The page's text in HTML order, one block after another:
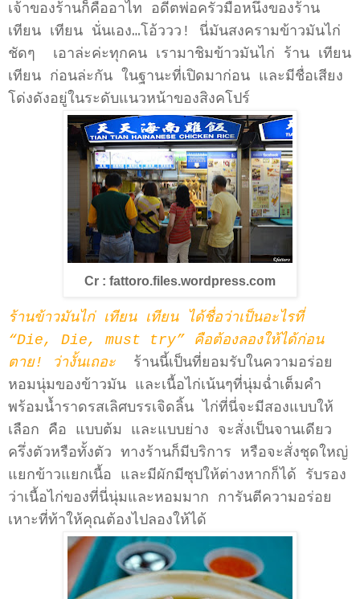
เจ้าของร้านก็คืออาไท อดีตพ่อครัวมือหนึ่งของร้าน
เทียน เทียน นั่นเอง…โอ้ววว! นี่มันสงครามข้าวมันไก่
ชัดๆ เอาล่ะค่ะทุกคน เรามาชิมข้าวมันไก่ ร้าน เทียน
เทียน ก่อนล่ะกัน ในฐานะที่เปิดมาก่อน และมีชื่อเสียง
โด่งดังอยู่ในระดับแนวหน้าของสิงคโปร์
Cr : fattoro.files.wordpress.com
ร้านข้าวมันไก่ เทียน เทียน ได้ชื่อว่าเป็นอะไรที่
“Die, Die, must try” คือต้องลองให้ได้ก่อน
ตาย! ว่างั้นเถอะ ร้านนี้เป็นที่ยอมรับในความอร่อย
หอมนุ่มของข้าวมัน และเนื้อไก่เน้นๆที่นุ่มฉ่ำเต็มคำ
พร้อมน้ำราดรสเลิศบรรเจิดลิ้น ไก่ที่นี่จะมีสองแบบให้
เลือก คือ แบบต้ม และแบบย่าง จะสั่งเป็นจานเดียว
ครึ่งตัวหรือทั้งตัว ทางร้านก็มีบริการ หรือจะสั่งชุดใหญ่
แยกข้าวแยกเนื้อ และมีผักมีซุปให้ต่างหากก็ได้ รับรอง
ว่าเนื้อไก่ของที่นี่นุ่มและหอมมาก การันตีความอร่อย
เหาะที่ท้าให้คุณต้องไปลองให้ได้